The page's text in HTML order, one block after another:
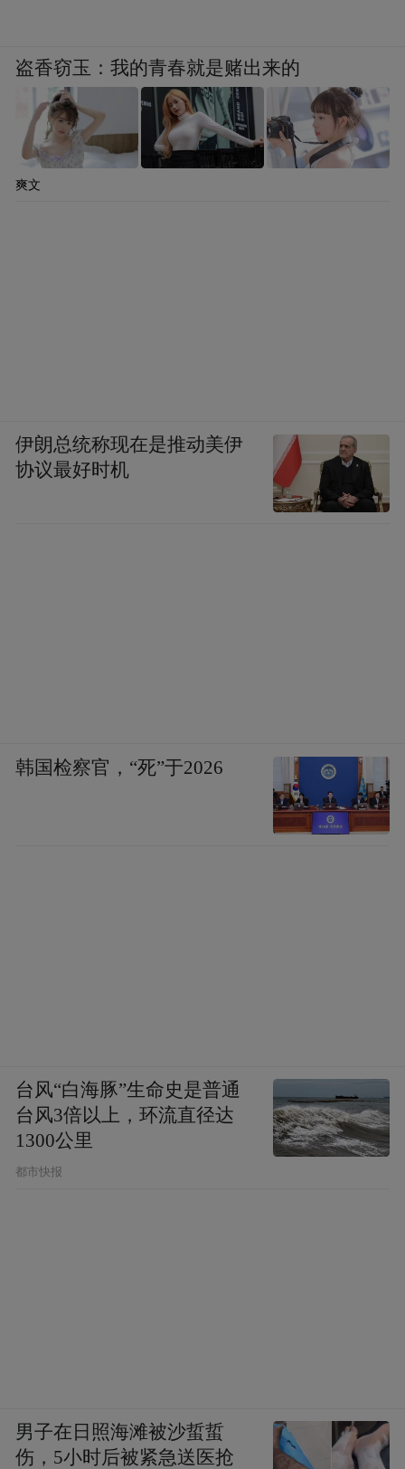
盗香窃玉：我的青春就是赌出来的
爽文
伊朗总统称现在是推动美伊
协议最好时机
韩国检察官，“死”于2026
台风“白海豚”生命史是普通
台风3倍以上，环流直径达
1300公里
都市快报
男子在日照海滩被沙蜇蜇
伤，5小时后被紧急送医抢